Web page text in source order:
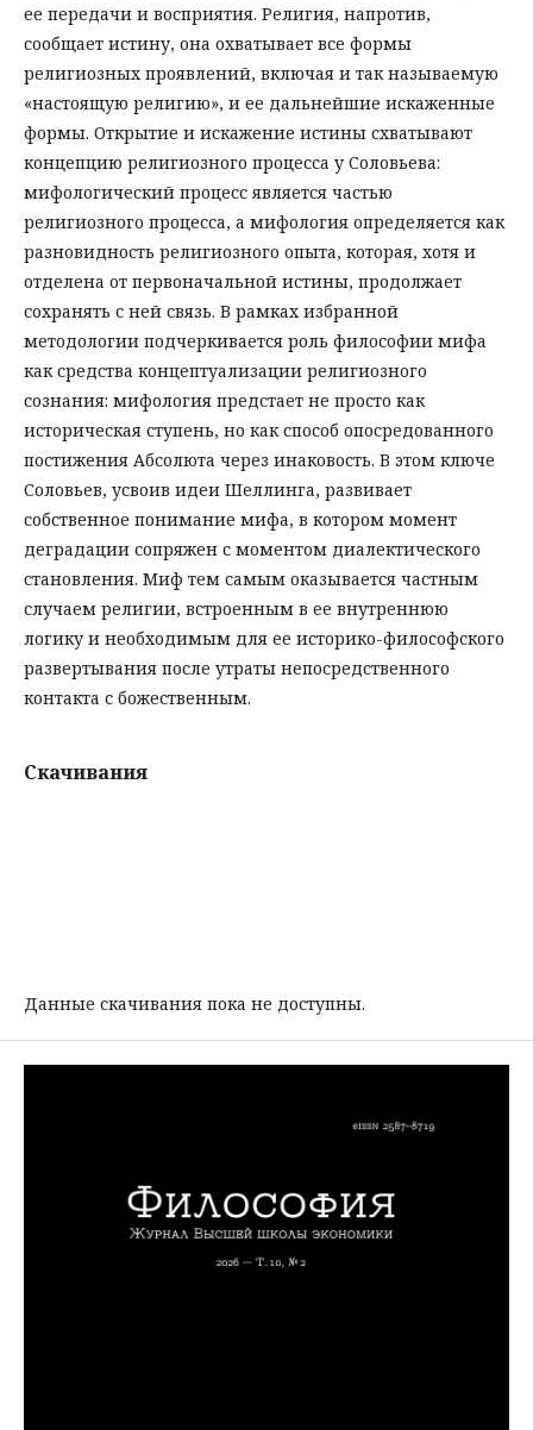
ее передачи и восприятия. Религия, напротив,
сообщает истину, она охватывает все формы
религиозных проявлений, включая и так называемую
«настоящую религию», и ее дальнейшие искаженные
формы. Открытие и искажение истины схватывают
концепцию религиозного процесса у Соловьева:
мифологический процесс является частью
религиозного процесса, а мифология определяется как
разновидность религиозного опыта, которая, хотя и
отделена от первоначальной истины, продолжает
сохранять с ней связь. В рамках избранной
методологии подчеркивается роль философии мифа
как средства концептуализации религиозного
сознания: мифология предстает не просто как
историческая ступень, но как способ опосредованного
постижения Абсолюта через инаковость. В этом ключе
Соловьев, усвоив идеи Шеллинга, развивает
собственное понимание мифа, в котором момент
деградации сопряжен с моментом диалектического
становления. Миф тем самым оказывается частным
случаем религии, встроенным в ее внутреннюю
логику и необходимым для ее историко-философского
развертывания после утраты непосредственного
контакта с божественным.
Скачивания
Данные скачивания пока не доступны.